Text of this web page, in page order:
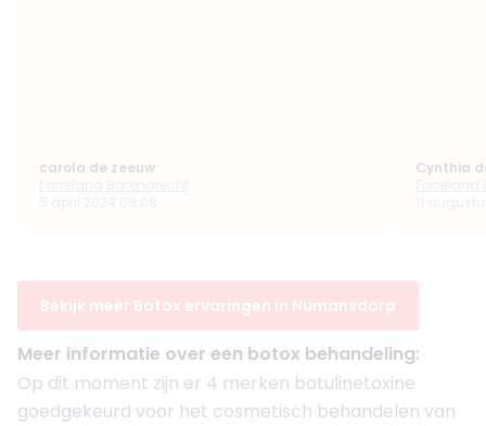
carola de zeeuw
Cynthia
Bekijk meer Botox ervaringen in Numansdorp
Meer informatie over een botox behandeling:
Op dit moment zijn er 4 merken botulinetoxine
goedgekeurd voor het cosmetisch behandelen van